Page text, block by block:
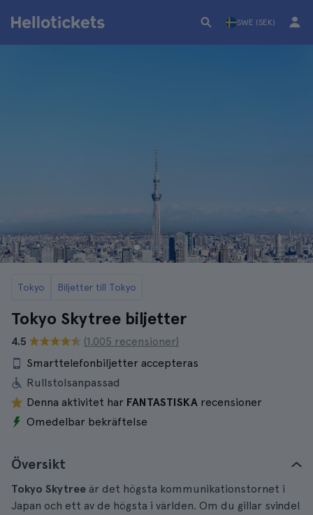
SWE (SEK)
Tokyo Biljetter till Tokyo
Tokyo Skytree biljetter
4.5
(1.005 recensioner)
Smarttelefonbiljetter accepteras
Rullstolsanpassad
Denna aktivitet har FANTASTISKA recensioner
Omedelbar bekräftelse
Översikt
Tokyo Skytree är det högsta kommunikationstornet i
Japan och ett av de högsta i världen. Om du gillar svindel